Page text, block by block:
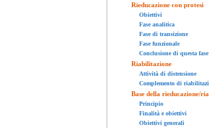
Rieducazione con protesi
Obiettivi
Fase analitica
Fase di transizione
Fase funzionale
Conclusione di questa
Riabilitazione
Attività di distensione
Complemento di
Base della rieducazione/
Principio
Finalità e obiettivi
Obiettivi generali